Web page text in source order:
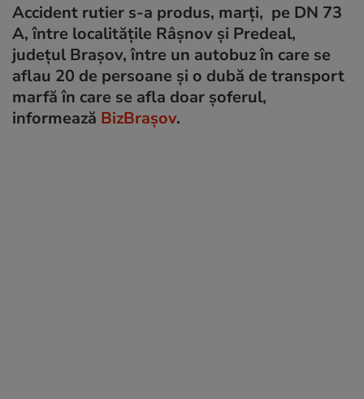
Accident rutier s-a produs, marți, pe DN 73
A, între localităţile Râşnov şi Predeal,
județul Brașov, între un autobuz în care se
aflau 20 de persoane şi o dubă de transport
marfă în care se afla doar șoferul,
informează BizBrașov.